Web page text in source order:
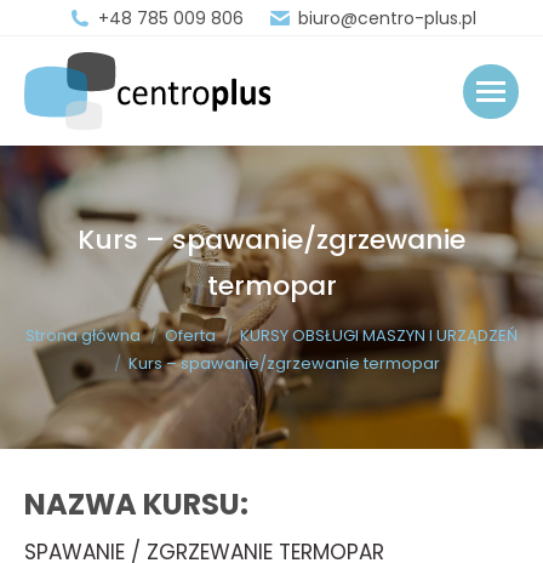
+48 785 009 806 biuro@centro-plus.pl
Kurs – spawanie/zgrzewanie
termopar
You are here:
Strona główna Oferta
KURSY OBSŁUGI MASZYN I URZĄDZEŃ
Kurs – spawanie/zgrzewanie termopar
NAZWA KURSU:
SPAWANIE / ZGRZEWANIE TERMOPAR